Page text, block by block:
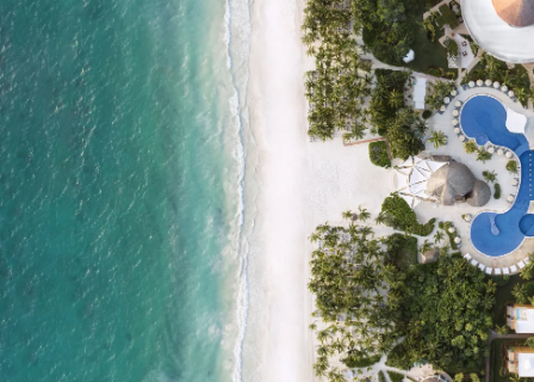
LOGIN
o usa una di queste opzioni
Entra con Google
Accedere solo con l’email
Non ti sei ancora registrato ?
Creare un account